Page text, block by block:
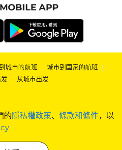
的隱私權政策、 條款和條件，以
APP
城市的航班 | 城市到国家的航班 |
| 从城市出发